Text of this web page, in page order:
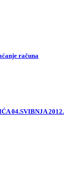
računa
04.SVIBNJA 2012.